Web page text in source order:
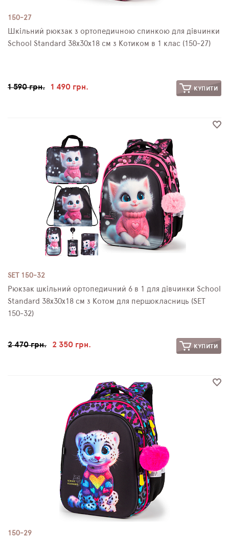
150-27
Шкільний рюкзак з ортопедичною спинкою для дівчинки
School Standard 38х30х18 см з Котиком в 1 клас (150-27)
1 590 грн. 1 490 грн. КУПИТИ
SET 150-32
Рюкзак шкільний ортопедичний 6 в 1 для дівчинки School
Standard 38х30х18 см з Котом для першокласниць (SET
150-32)
2 470 грн. 2 350 грн. КУПИТИ
150-29